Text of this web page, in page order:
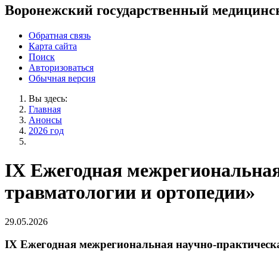
Воронежский государственный
Обратная связь
Карта сайта
Поиск
Авторизоваться
Обычная версия
Вы здесь:
Главная
Анонсы
2026 год
IX Ежегодная
травматологии и ортопедии»
29.05.2026
IX Ежегодная межрегиональная научно-